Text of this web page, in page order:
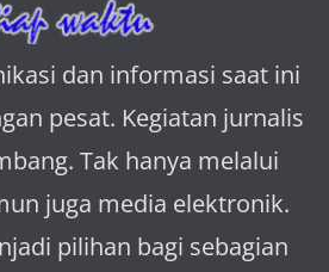
dan informasi saat ini
pesat. Kegiatan jurnalis
Tak hanya melalui
juga media elektronik.
pilihan bagi sebagian